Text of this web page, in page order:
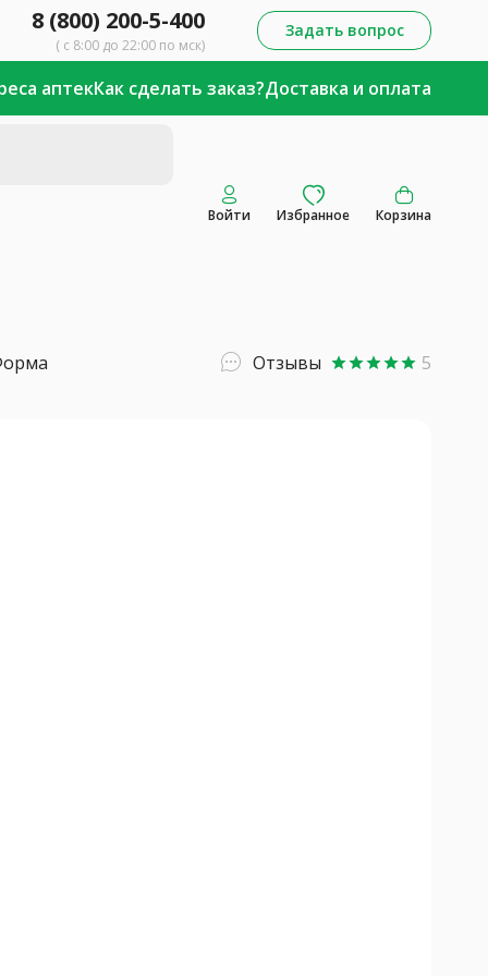
8 (800) 200-5-400
( с 8:00 до 22:00 по мск)
Задать вопрос
аптекКак сделать заказ?Доставка и оплата
Войти Избранное Корзина
Отзывы starstarstarstarstar 5